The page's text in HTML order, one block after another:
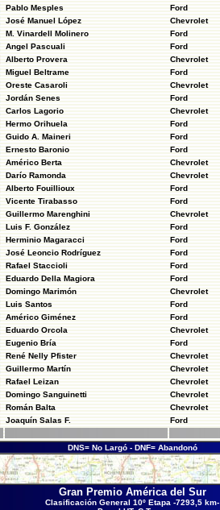
Pablo Mesples Ford
José Manuel López Chevrolet
M. Vinardell Molinero Ford
Angel Pascuali Ford
Alberto Provera Chevrolet
Miguel Beltrame Ford
Oreste Casaroli Chevrolet
Jordán Senes Ford
Carlos Lagorio Chevrolet
Hermo Orihuela Ford
Guido A. Maineri Ford
Ernesto Baronio Ford
Américo Berta Chevrolet
Darío Ramonda Chevrolet
Alberto Fouillioux Ford
Vicente Tirabasso Ford
Guillermo Marenghini Chevrolet
Luis F. González Ford
Herminio Magaracci Ford
José Leoncio Rodríguez Ford
Rafael Staccioli Ford
Eduardo Della Magiora Ford
Domingo Marimón Chevrolet
Luis Santos Ford
Américo Giménez Ford
Eduardo Orcola Chevrolet
Eugenio Bría Ford
René Nelly Pfister Chevrolet
Guillermo Martín Chevrolet
Rafael Leizan Chevrolet
Domingo Sanguinetti Chevrolet
Román Balta Chevrolet
Joaquín Salas F. Ford
DNS= No Largó - DNF= Abandonó
Gran Premio América del Sur
Clasificación General 10º Etapa -7293,5 km-